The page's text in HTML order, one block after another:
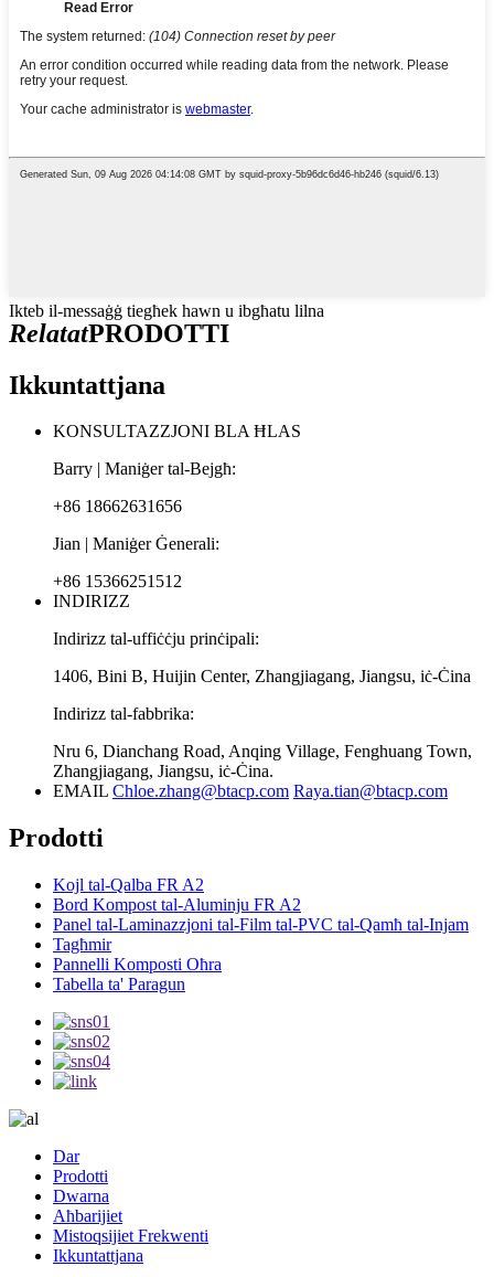
Ikteb il-messaġġ tiegħek hawn u ibgħatu lilna
RelatatPRODOTTI
Ikkuntattjana
KONSULTAZZJONI BLA ĦLAS
Barry | Maniġer tal-Bejgħ:
+86 18662631656
Jian | Maniġer Ġenerali:
+86 15366251512
INDIRIZZ
Indirizz tal-uffiċċju prinċipali:
1406, Bini B, Huijin Center, Zhangjiagang, Jiangsu, iċ-Ċina
Indirizz tal-fabbrika:
Nru 6, Dianchang Road, Anqing Village, Fenghuang Town,
Zhangjiagang, Jiangsu, iċ-Ċina.
EMAIL Chloe.zhang@btacp.com Raya.tian@btacp.com
Prodotti
Kojl tal-Qalba FR A2
Bord Kompost tal-Aluminju FR A2
Panel tal-Laminazzjoni tal-Film tal-PVC tal-Qamħ tal-Injam
Tagħmir
Pannelli Komposti Oħra
Tabella ta' Paragun
Dar
Prodotti
Dwarna
Aħbarijiet
Mistoqsijiet Frekwenti
Ikkuntattjana